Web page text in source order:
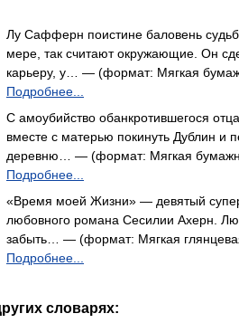
Лу Сафферн поистине баловень
мере, так считают окружающие. Он
карьеру, у… — (формат: Мягкая
Подробнее...
C амоубийство обанкротившегося
вместе с матерью покинуть Дублин и
деревню… — (формат: Мягкая
Подробнее...
«Время моей Жизни» — девятый
любовного романа Сесилии Ахерн.
забыть… — (формат: Мягкая
Подробнее...
словарях: